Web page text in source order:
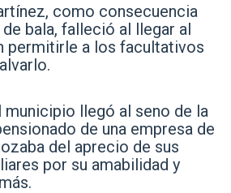
como consecuencia
bala, falleció al llegar al
permitirle a los facultativos
municipio llegó al seno de la
de una empresa de
del aprecio de sus
por su amabilidad y